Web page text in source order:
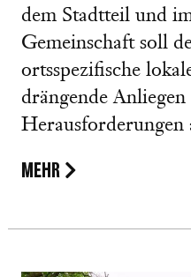
dem Stadtteil und
Gemeinschaft soll
ortsspezifische
drängende Anliegen
Herausforderungen
MEHR